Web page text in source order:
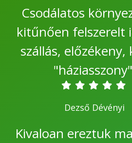
Csodálatos
kitűnően felszerelt
szállás, előzékeny,
Dezső Dévényi
Kivaloan ereztuk